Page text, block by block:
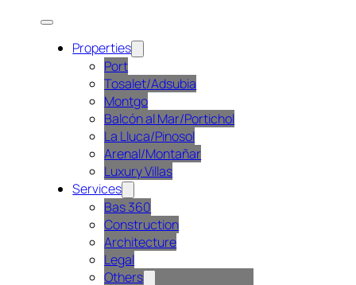
Properties
Port
Tosalet/Adsubia
Montgo
Balcón al Mar/Portichol
La Lluca/Pinosol
Arenal/Montañar
Luxury Villas
Services
Bas 360
Construction
Architecture
Legal
Others